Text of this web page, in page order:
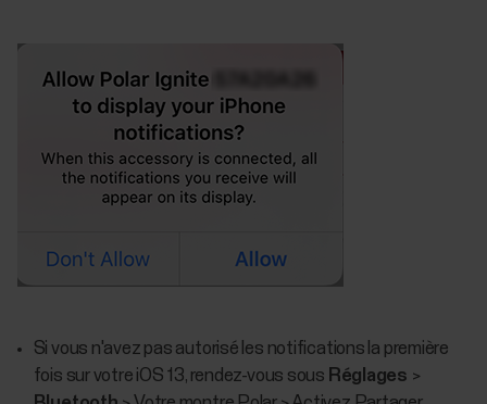
Si vous n'avez pas autorisé les notifications la première
fois sur votre iOS 13, rendez-vous sous Réglages >